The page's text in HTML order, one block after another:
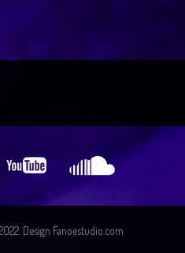
Design Fanoestudio.com